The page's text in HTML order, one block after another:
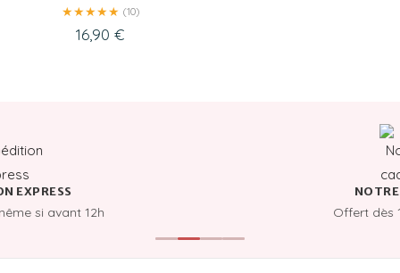
CORRECTING GLOW SERUM
★★★★★ (10)
16,90 €
EXPRESS
si avant 12h Offert dès